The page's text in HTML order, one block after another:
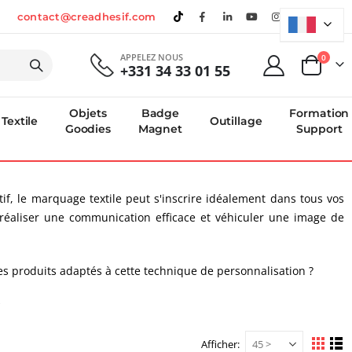
contact@creadhesif.com
APPELEZ NOUS
+331 34 33 01 55 Panier
0
Textile
Objets
Goodies
Badge
Magnet
Outillage
Formation
Support
le marquage textile peut s'inscrire idéalement dans tous vos
une communication efficace et véhiculer une image de
produits adaptés à cette technique de personnalisation ?
Afficher